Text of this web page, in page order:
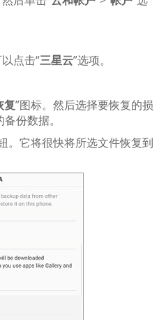
点击“三星云”选项。
复”图标。然后选择要恢复的损
份数据。
。它将很快将所选文件恢复到